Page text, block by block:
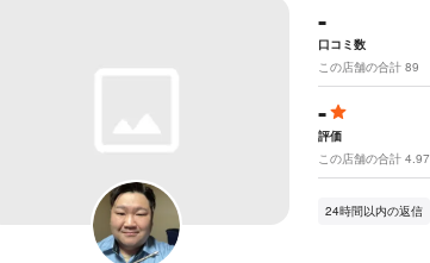
-
口コミ数
この店舗の合計 89
-
評価
この店舗の合計 4.97
24時間以内の返信